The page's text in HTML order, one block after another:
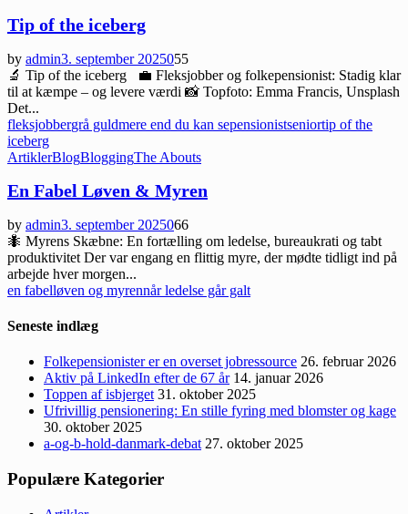
Tip of the iceberg
by admin3. september 2025055
🔬 Tip of the iceberg 💼 Fleksjobber og folkepensionist: Stadig klar
til at kæmpe – og levere værdi 📸 Topfoto: Emma Francis, Unsplash
Det...
fleksjobbergrå guldmere end du kan sepensionistseniortip of the
iceberg
ArtiklerBlogBloggingThe Abouts
En Fabel Løven & Myren
by admin3. september 2025066
🐜 Myrens Skæbne: En fortælling om ledelse, bureaukrati og tabt
produktivitet Der var engang en flittig myre, der mødte tidligt ind på
arbejde hver morgen...
en fabelløven og myrennår ledelse går galt
Seneste indlæg
Folkepensionister er en overset jobressource 26. februar 2026
Aktiv på LinkedIn efter de 67 år 14. januar 2026
Toppen af isbjerget 31. oktober 2025
Ufrivillig pensionering: En stille fyring med blomster og kage
30. oktober 2025
a-og-b-hold-danmark-debat 27. oktober 2025
Populære Kategorier